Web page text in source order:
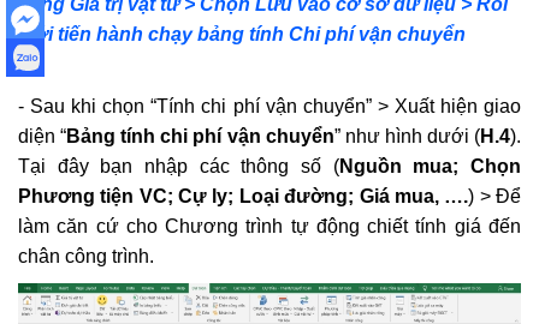
mới tiến hành chạy bảng tính Chi phí vận chuyển
- Sau khi chọn “Tính chi phí vận chuyển” > Xuất hiện giao
diện “Bảng tính chi phí vận chuyển” như hình dưới (H.4).
Tại đây bạn nhập các thông số (Nguồn mua; Chọn
Phương tiện VC; Cự ly; Loại đường; Giá mua, ….) > Để
làm căn cứ cho Chương trình tự động chiết tính giá đến
chân công trình.